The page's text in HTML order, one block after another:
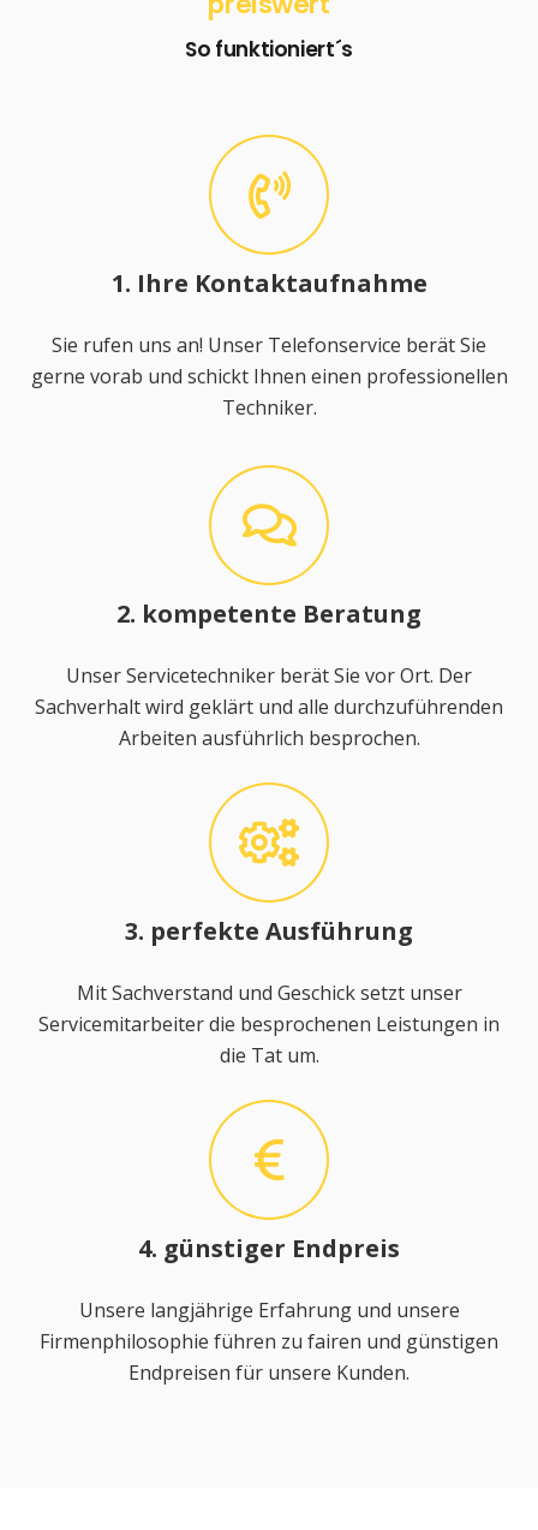
So funktioniert´s
1. Ihre Kontaktaufnahme
Sie rufen uns an! Unser Telefonservice berät Sie
gerne vorab und schickt Ihnen einen professionellen
Techniker.
2. kompetente Beratung
Unser Servicetechniker berät Sie vor Ort. Der
Sachverhalt wird geklärt und alle durchzuführenden
Arbeiten ausführlich besprochen.
3. perfekte Ausführung
Mit Sachverstand und Geschick setzt unser
Servicemitarbeiter die besprochenen Leistungen in
die Tat um.
4. günstiger Endpreis
Unsere langjährige Erfahrung und unsere
Firmenphilosophie führen zu fairen und günstigen
Endpreisen für unsere Kunden.